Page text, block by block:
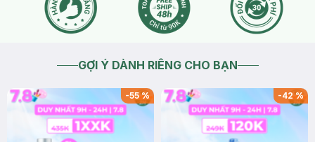
GỢI Ý DÀNH RIÊNG CHO BẠN
-55% -42%